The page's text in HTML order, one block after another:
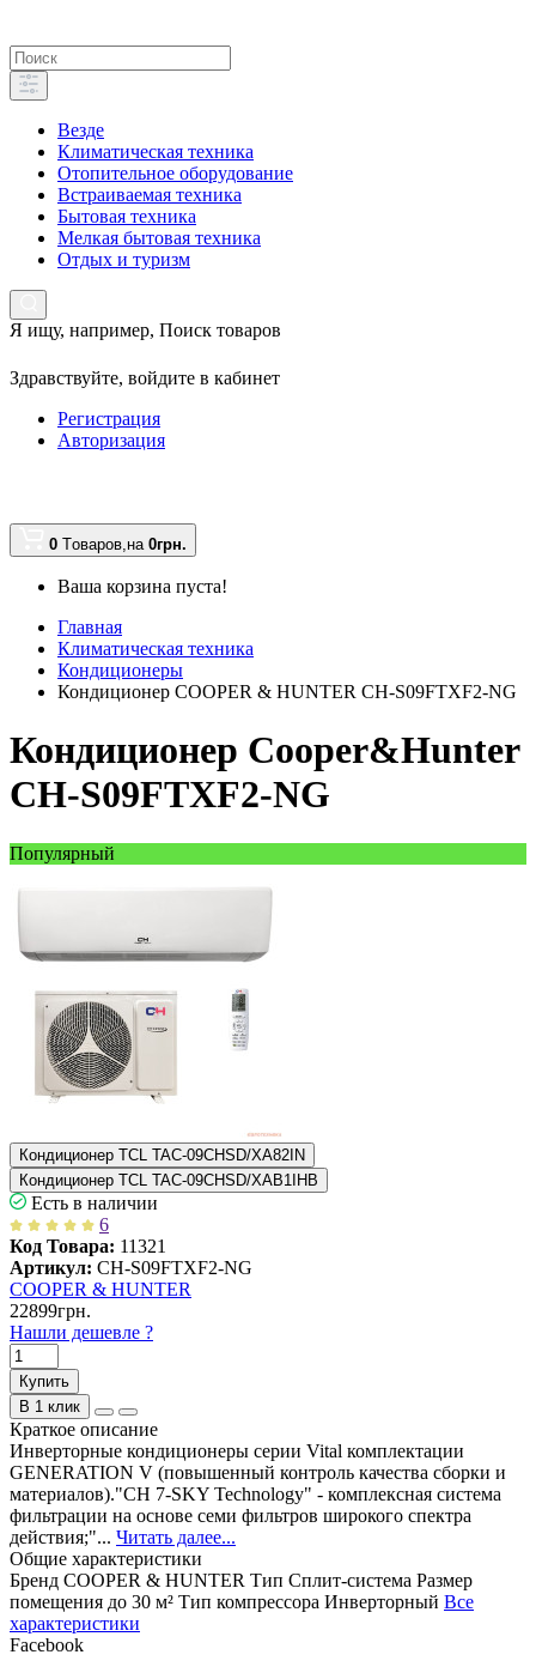
Везде
Климатическая техника
Отопительное оборудование
Встраиваемая техника
Бытовая техника
Мелкая бытовая техника
Отдых и туризм
Я ищу, например, Поиск товаров
Здравствуйте, войдите в кабинет
Регистрация
Авторизация
0 Tоваров,на 0грн.
Ваша корзина пуста!
Главная
Климатическая техника
Кондиционеры
Кондиционер COOPER & HUNTER CH-S09FTXF2-NG
Кондиционер Cooper&Hunter
CH‑S09FTXF2‑NG
Популярный
Кондиционер TCL TAC-09CHSD/XA82IN
Кондиционер TCL TAC-09CHSD/XAB1IHB
Есть в наличии
6
Код Товара: 11321
Артикул: CH-S09FTXF2-NG
COOPER & HUNTER
22899грн.
Нашли дешевле ?
Купить
В 1 клик
Краткое описание
Инверторные кондиционеры серии Vital комплектации
GENERATION V (повышенный контроль качества сборки и
материалов)."CH 7-SKY Technology" - комплексная система
фильтрации на основе семи фильтров широкого спектра
действия;"... Читать далее...
Общие характеристики
Бренд COOPER & HUNTER Тип Сплит-система Размер
помещения до 30 м² Тип компрессора Инверторный Все
характеристики
Facebook